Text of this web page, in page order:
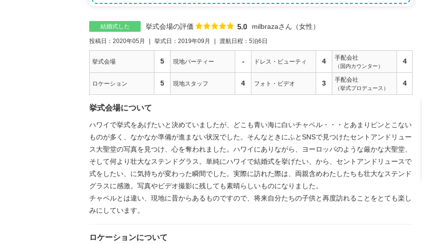
結婚式した 挙式会場の評価 点数
5.0 milbrazaさん 女性
投稿日：2020年05月 挙式日：2019年09月 渡航日程：5泊6日
挙式会場 5 現地パーティー - ドレス・ビューティ 4 手配会社
（国内カウンター）
4
ロケーション 5 現地スタッフ 4 フォト・ビデオ 3 手配会社
（挙式プロデュース）
4
挙式会場について
ハワイで挙式をあげたいと決めていましたが、どこも青い海に白いチャペル・・・とあまりピンとこない
ものが多く、なかなか準備が進まない状況でした。そんなときにふとSNSで見つけたセントアンドリュー
ス大聖堂の写真を見つけ、心を奪われました。ハワイにありながら、ヨーロッパのような厳かな大聖堂、
そして何より壮大なステンドグラス。単純にハワイで結婚式を挙げたい、から、セントアンドリュースで
式をしたい、に気持ちが変わった瞬間でした。実際に訪れた際は、両親含めわたしたちも壮大なステンド
グラスに感激。写真やビデオ撮影に残しても素晴らしいものになりました。
チャペルとは違い、現地に昔からあるものですので、将来自分たちの子供と再度訪れることをとても楽し
みにしています。
ロケーションについて